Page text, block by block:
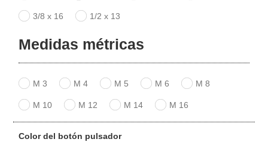
3/8 x 16 1/2 x 13
Medidas métricas
M 3 M 4 M 5 M 6 M 8
M 10 M 12 M 14 M 16
Color del botón pulsador